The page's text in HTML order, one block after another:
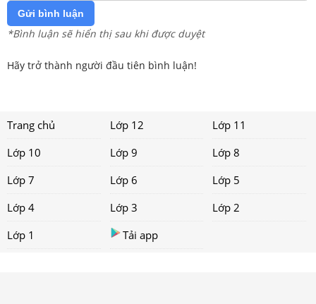
Gửi bình luận
*Bình luận sẽ hiển thị sau khi được duyệt
Hãy trở thành người đầu tiên bình luận!
Trang chủ Lớp 12
Lớp 11
Lớp 10
Lớp 9
Lớp 8
Lớp 7
Lớp 6
Lớp 5
Lớp 4
Lớp 3
Lớp 2
Lớp 1
Tải app